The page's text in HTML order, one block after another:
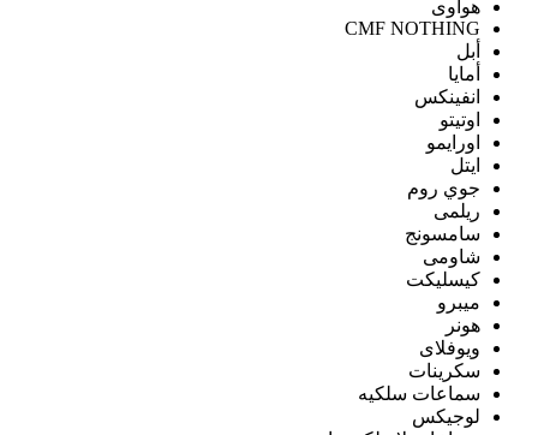
هواوى
CMF NOTHING
أبل
أمايا
انفينكس
اوتيتو
اورايمو
ايتل
جوي روم
ريلمى
سامسونج
شاومى
كيسليكت
ميبرو
هونر
ويوفلاى
سكرينات
سماعات سلكيه
لوجيكس